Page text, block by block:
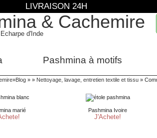
& Cachemire
d'Inde
Pashmina à motifs
LIVRAISON 24H
»Blog » » Nettoyage, lavage, entretien textile et tissu »